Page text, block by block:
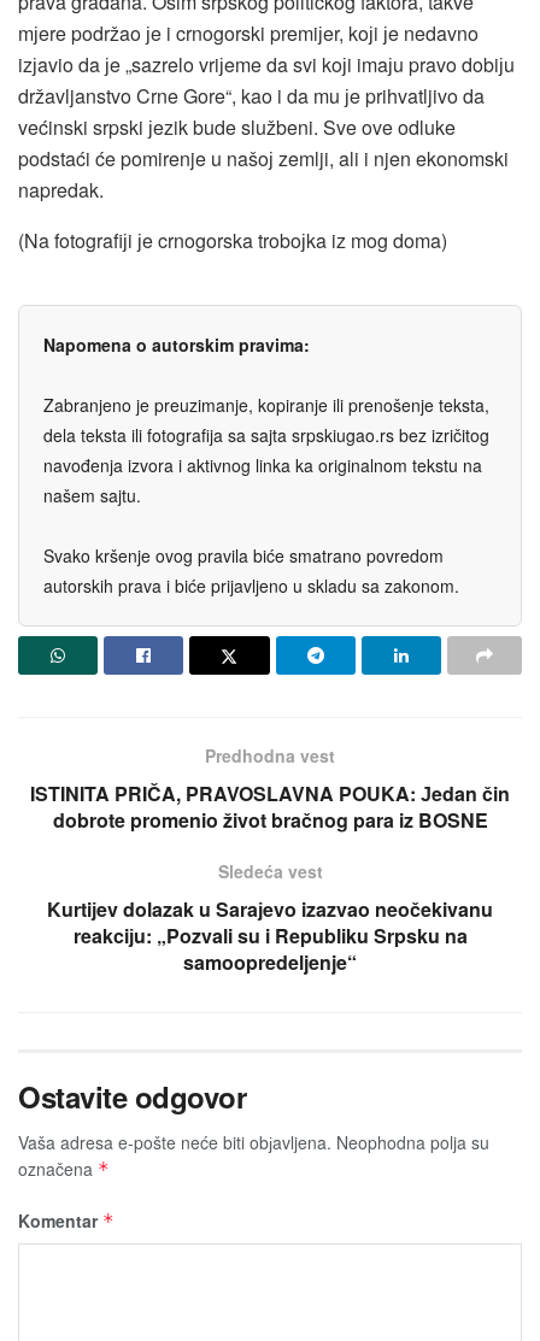
mјere podržao јe i crnogorski premiјer, koјi јe nedavno
izјavio da јe „sazrelo vriјeme da svi koјi imaјu pravo dobiјu
državljanstvo Crne Gore“, kao i da mu јe prihvatljivo da
većinski srpski јezik bude službeni. Sve ove odluke
podstaći će pomirenje u našoј zemlji, ali i njen ekonomski
napredak.
(Na fotografiјi јe crnogorska troboјka iz mog doma)
Napomena o autorskim pravima:
Zabranjeno je preuzimanje, kopiranje ili prenošenje teksta,
dela teksta ili fotografija sa sajta srpskiugao.rs bez izričitog
navođenja izvora i aktivnog linka ka originalnom tekstu na
našem sajtu.
Svako kršenje ovog pravila biće smatrano povredom
autorskih prava i biće prijavljeno u skladu sa zakonom.
Predhodna vest
ISTINITA PRIČA, PRAVOSLAVNA POUKA: Јedan čin
dobrote promenio život bračnog para iz BOSNE
Sledeća vest
Kurtiјev dolazak u Saraјevo izazvao neočekivanu
reakciјu: „Pozvali su i Republiku Srpsku na
samoopredeljenje“
Ostavite odgovor
Vaša adresa e-pošte neće biti obјavljena. Neophodna polja su
označena *
Komentar *